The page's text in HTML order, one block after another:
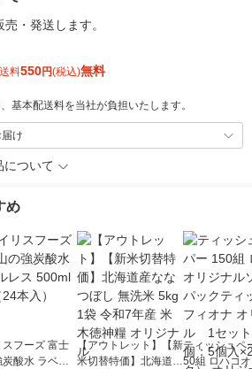
売・発送します。
料550円(税込)無料
基本配送料を当社が負担いたします。
け
について
め
スフーズ 富士
炭酸水 ラベル
【アウトレット】【新
米切替特価】北海道産
ティッシュペ
50組 ロハコ